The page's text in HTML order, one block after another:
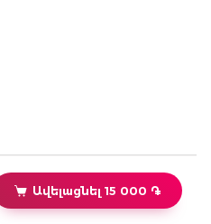
Ավելացնել 15 000 ֏